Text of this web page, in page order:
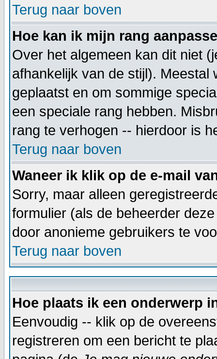
Terug naar boven
Hoe kan ik mijn rang
Over het algemeen kan dit niet
afhankelijk van de stijl).
geplaatst en om sommige
een speciale rang hebben.
rang te verhogen -- hierdoor is
Terug naar boven
Waneer ik klik op de e-mail
Sorry, maar alleen
formulier (als de beheerder
door anonieme gebruikers te
Terug naar boven
Hoe plaats ik een onderwerp
Eenvoudig -- klik op de
registreren om een bericht te